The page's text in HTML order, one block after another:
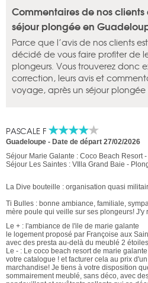
Commentaires de nos clients
séjour plongée en
Parce que l’avis de nos clients
décidé de vous faire profiter de
plongeurs. Vous trouverez donc
correction, leurs avis et
voyage, après un séjour
PASCALE F
Guadeloupe - Date de départ 27/02/2026
Séjour Marie Galante : Coco Beach Resort
Séjour Les Saintes : VIlla Grand Baie -
La Dive bouteille : organisation quasi
Ti Bulles : bonne ambiance, familiale,
mère poule qui veille sur ses plongeurs! J'y
Le + : l'ambiance de l'ile de marie galante
le logement proposé par Françoise aux
avec des presta au-delà du meublé 2
Le - : Le coco beach resort de marie
votre catalogue ! et facturer cela au prix
marchandise! Je tiens à votre disposition
sommairement meublé, sans déco, avec